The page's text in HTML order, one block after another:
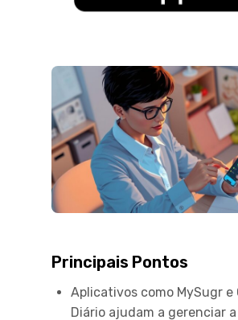
Principais Pontos
Aplicativos como MySugr e
Diário ajudam a gerenciar